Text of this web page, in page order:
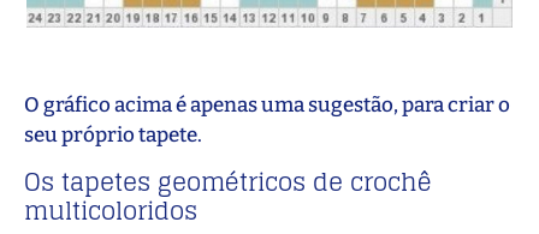
O gráfico acima é apenas uma sugestão, para criar o
seu próprio tapete.
Os tapetes geométricos de crochê
multicoloridos